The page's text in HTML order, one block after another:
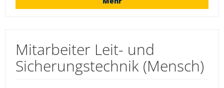
Mitarbeiter Leit- und
Sicherungstechnik (Mensch)